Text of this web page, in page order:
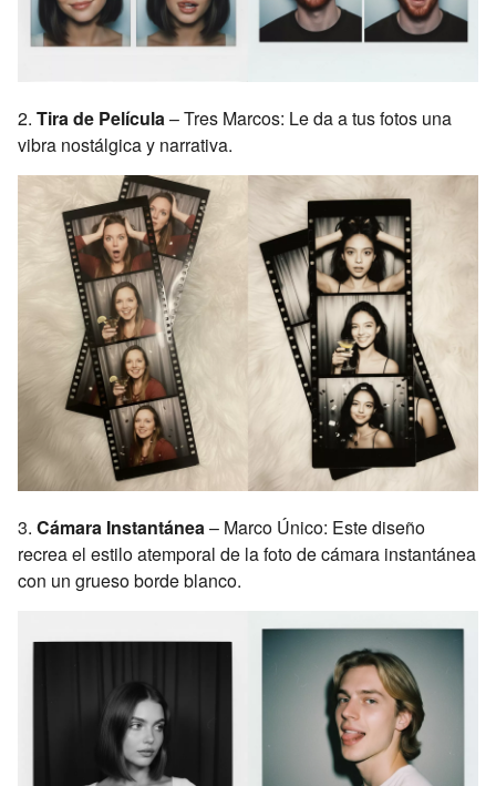
2. Tira de Película– Tres Marcos: Le da a tus fotos una
vibra nostálgica y narrativa.
3. Cámara Instantánea– Marco Único: Este diseño
recrea el estilo atemporal de la foto de cámara instantánea
con un grueso borde blanco.